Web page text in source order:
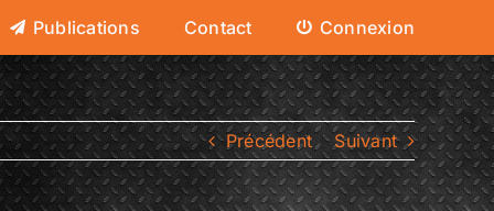
Publications Contact Connexion
Précédent Suivant